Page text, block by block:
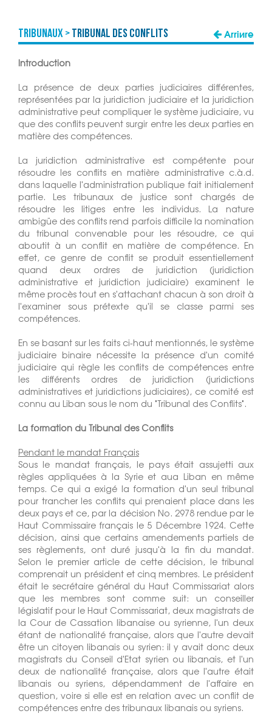
TRIBUNAUX >Tribunal des conflits Arrière
Introduction
La présence de deux parties judiciaires différentes,
représentées par la juridiction judiciaire et la juridiction
administrative peut compliquer le système judiciaire, vu
que des conflits peuvent surgir entre les deux parties en
matière des compétences.
La juridiction administrative est compétente pour
résoudre les conflits en matière administrative c.à.d.
dans laquelle l'administration publique fait initialement
partie. Les tribunaux de justice sont chargés de
résoudre les litiges entre les individus. La nature
ambigüe des conflits rend parfois difficile la nomination
du tribunal convenable pour les résoudre, ce qui
aboutit à un conflit en matière de compétence. En
effet, ce genre de conflit se produit essentiellement
quand deux ordres de juridiction (juridiction
administrative et juridiction judiciaire) examinent le
même procès tout en s'attachant chacun à son droit à
l'examiner sous prétexte qu'il se classe parmi ses
compétences.
En se basant sur les faits ci-haut mentionnés, le système
judiciaire binaire nécessite la présence d'un comité
judiciaire qui règle les conflits de compétences entre
les différents ordres de juridiction (juridictions
administratives et juridictions judiciaires), ce comité est
connu au Liban sous le nom du "Tribunal des Conflits".
La formation du Tribunal des Conflits
Pendant le mandat Français
Sous le mandat français, le pays était assujetti aux
règles appliquées à la Syrie et aua Liban en même
temps. Ce qui a exigé la formation d'un seul tribunal
pour trancher les conflits qui prenaient place dans les
deux pays et ce, par la décision No. 2978 rendue par le
Haut Commissaire français le 5 Décembre 1924. Cette
décision, ainsi que certains amendements partiels de
ses règlements, ont duré jusqu'à la fin du mandat.
Selon le premier article de cette décision, le tribunal
comprenait un président et cinq membres. Le président
était le secrétaire général du Haut Commissariat alors
que les membres sont comme suit: un conseiller
législatif pour le Haut Commissariat, deux magistrats de
la Cour de Cassation libanaise ou syrienne, l'un deux
étant de nationalité française, alors que l'autre devait
être un citoyen libanais ou syrien: il y avait donc deux
magistrats du Conseil d'Etat syrien ou libanais, et l'un
deux de nationalité française, alors que l'autre était
libanais ou syriens, dépendamment de l'affaire en
question, voire si elle est en relation avec un conflit de
compétences entre des tribunaux libanais ou syriens.